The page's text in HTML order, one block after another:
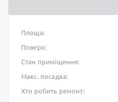
Площа:
Поверх:
Стан приміщення:
Макс. посадка:
Хто робить ремонт: